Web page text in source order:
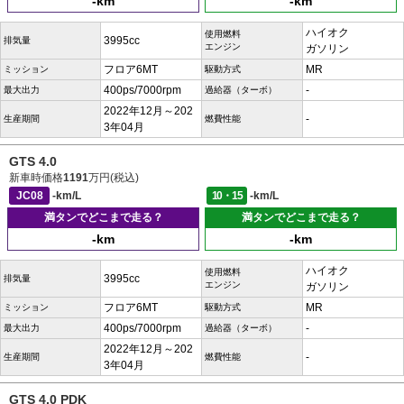
排気量 3995cc
使用燃料
エンジン
ハイオク
ガソリン
ミッション フロア6MT 駆動方式 MR
最大出力 400ps/7000rpm 過給器（ターボ） -
生産期間
2022年12月～202
3年04月
燃費性能 -
GTS 4.0
新車時価格1191万円(税込)
JC08
-km/L 10・15
-km/L
満タンでどこまで走る？
-km
満タンでどこまで走る？
-km
排気量 3995cc
使用燃料
エンジン
ハイオク
ガソリン
ミッション フロア6MT 駆動方式 MR
最大出力 400ps/7000rpm 過給器（ターボ） -
生産期間
2022年12月～202
3年04月
燃費性能 -
GTS 4.0 PDK